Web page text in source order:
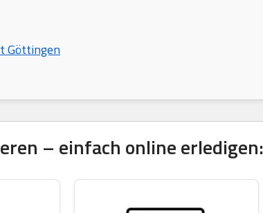
Göttingen
– einfach online erledigen: